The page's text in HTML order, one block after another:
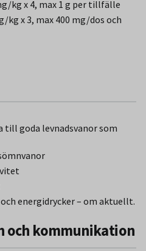
kg x 4, max 1 g per tillfälle
kg x 3, max 400 mg/dos och
goda levnadsvanor som
energidrycker – om aktuellt.
och kommunikation